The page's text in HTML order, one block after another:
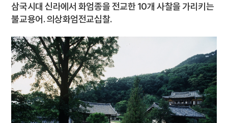
10
반민족행위특별조사위원회
1
금성대군
2
세조
3 고풀이
4
북조선임시인민위원회
5 김자점
6 하역
7
한명회
삼국시대 신라에서 화엄종을 전교한 10개 사찰을 가리키는
불교용어. 의상화엄전교십찰.